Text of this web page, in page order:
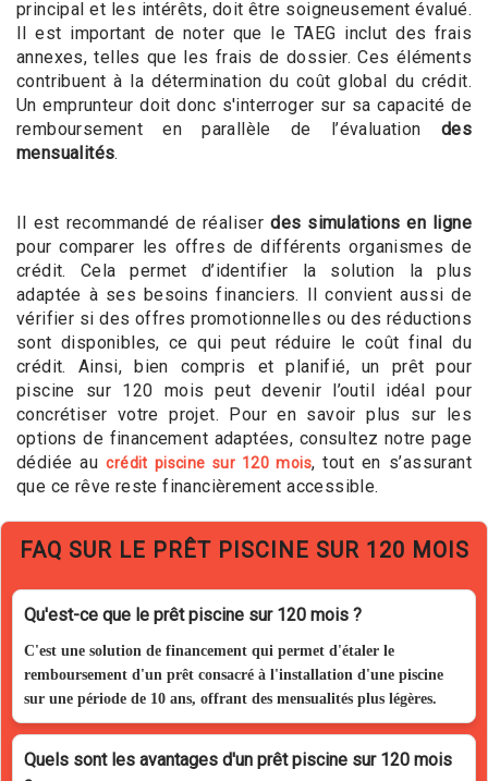
principal et les intérêts, doit être soigneusement évalué.
Il est important de noter que le TAEG inclut des frais
annexes, telles que les frais de dossier. Ces éléments
contribuent à la détermination du coût global du crédit.
Un emprunteur doit donc s'interroger sur sa capacité de
remboursement en parallèle de l’évaluation des
mensualités.
Il est recommandé de réaliserdes simulations en ligne
pour comparer les offres de différents organismes de
crédit. Cela permet d’identifier la solution la plus
adaptée à ses besoins financiers. Il convient aussi de
vérifier si des offres promotionnelles ou des réductions
sont disponibles, ce qui peut réduire le coût final du
crédit. Ainsi, bien compris et planifié, un prêt pour
piscine sur 120 mois peut devenir l’outil idéal pour
concrétiser votre projet. Pour en savoir plus sur les
options de financement adaptées, consultez notre page
dédiée aucrédit piscine sur 120 mois, tout en s’assurant
que ce rêve reste financièrement accessible.
FAQ SUR LE PRÊT PISCINE SUR 120 MOIS
Qu'est-ce que le prêt piscine sur 120 mois ?
C'est une solution de financement qui permet d'étaler le
remboursement d'un prêt consacré à l'installation d'une piscine
sur une période de 10 ans, offrant des mensualités plus légères.
Quels sont les avantages d'un prêt piscine sur 120 mois